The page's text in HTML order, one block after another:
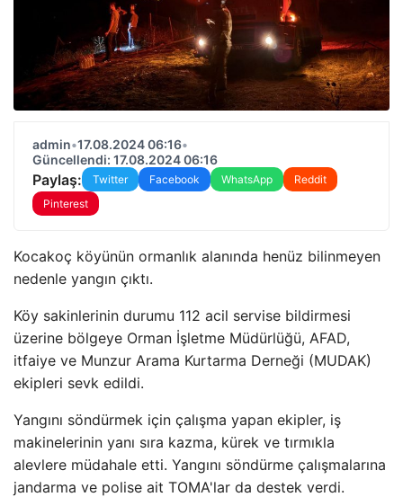
admin•17.08.2024 06:16•
Güncellendi: 17.08.2024 06:16
Paylaş: Twitter Facebook WhatsApp
Reddit
Pinterest
Kocakoç köyünün ormanlık alanında henüz bilinmeyen
nedenle yangın çıktı.
Köy sakinlerinin durumu 112 acil servise bildirmesi
üzerine bölgeye Orman İşletme Müdürlüğü, AFAD,
itfaiye ve Munzur Arama Kurtarma Derneği (MUDAK)
ekipleri sevk edildi.
Yangını söndürmek için çalışma yapan ekipler, iş
makinelerinin yanı sıra kazma, kürek ve tırmıkla
alevlere müdahale etti. Yangını söndürme çalışmalarına
jandarma ve polise ait TOMA'lar da destek verdi.